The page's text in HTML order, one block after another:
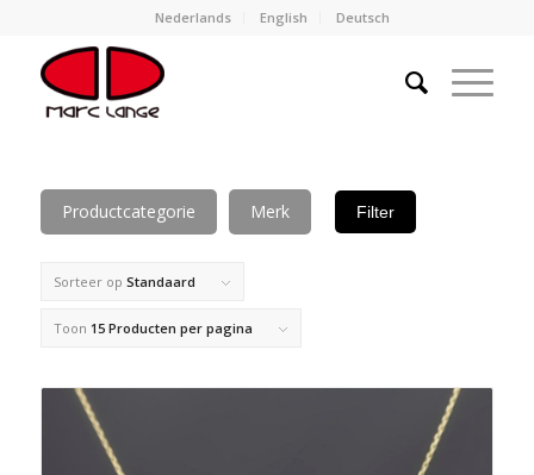
Nederlands English Deutsch
Productcategorie Merk Filter
Sorteer op Standaard
Toon 15 Producten per pagina